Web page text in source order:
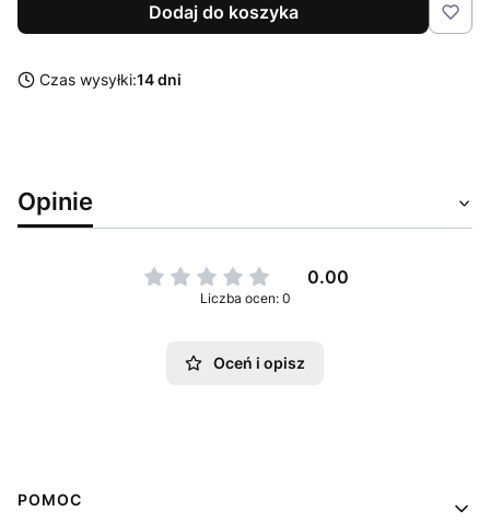
Dodaj do koszyka
Czas wysyłki:14 dni
Opinie
0.00
Liczba ocen: 0
Oceń i opisz
Linki w stopce
POMOC